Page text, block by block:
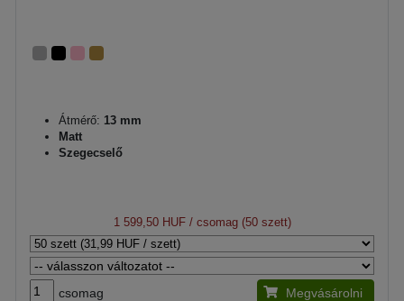
Átmérő: 13 mm
Matt
Szegecselő
1 599,50 HUF/ csomag (50 szett)
csomag Megvásárolni